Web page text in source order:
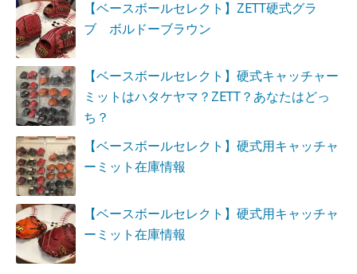
【ベースボールセレクト】ZETT硬式グラ
ブ ボルドーブラウン
【ベースボールセレクト】硬式キャッチャー
ミットはハタケヤマ？ZETT？あなたはどっ
ち？
【ベースボールセレクト】硬式用キャッチャ
ーミット在庫情報
【ベースボールセレクト】硬式用キャッチャ
ーミット在庫情報